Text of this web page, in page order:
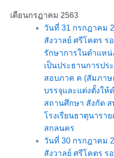
เดือนกรฎาคม 2563
วันที่ 31 กรกฎาคม
สังวาลย์ ศรีโคตร ร
รักษาการในตำแห
เป็นประธานการป
สอบภาค ค (สัมภา
บรรจุและแต่งตั้งให้
สถานศึกษา สังกัด
โรงเรียนธาตุนารา
สกลนคร
วันที่ 30 กรกฎาคม
สังวาลย์ ศรีโคตร ร